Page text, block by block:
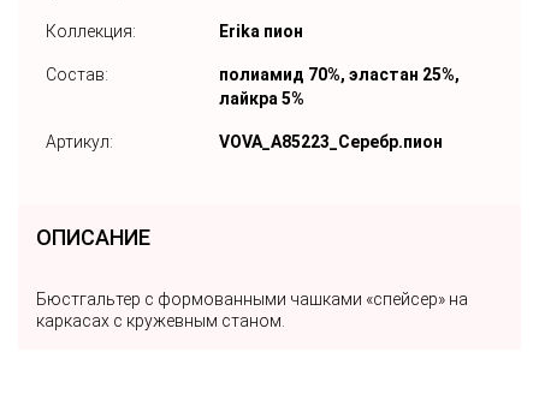
Коллекция: Erika пион
Состав:
полиамид 70%, эластан 25%,
лайкра 5%
Артикул: VOVA_A85223_Серебр.пион
ОПИСАНИЕ
Бюстгальтер с формованными чашками «спейсер» на
каркасах с кружевным станом.